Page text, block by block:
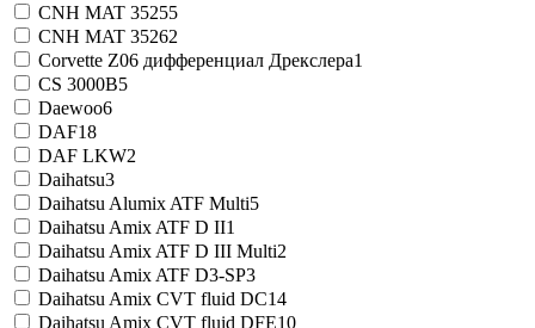
CNH MAT 35255
CNH MAT 35262
Corvette Z06 дифференциал Дрекслера1
CS 3000B5
Daewoo6
DAF18
DAF LKW2
Daihatsu3
Daihatsu Alumix ATF Multi5
Daihatsu Amix ATF D II1
Daihatsu Amix ATF D III Multi2
Daihatsu Amix ATF D3-SP3
Daihatsu Amix CVT fluid DC14
Daihatsu Amix CVT fluid DFE10